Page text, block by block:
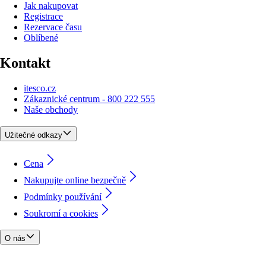
Jak nakupovat
Registrace
Rezervace času
Oblíbené
Kontakt
itesco.cz
Zákaznické centrum - 800 222 555
Naše obchody
Užitečné odkazy
Cena
Nakupujte online bezpečně
Podmínky používání
Soukromí a cookies
O nás